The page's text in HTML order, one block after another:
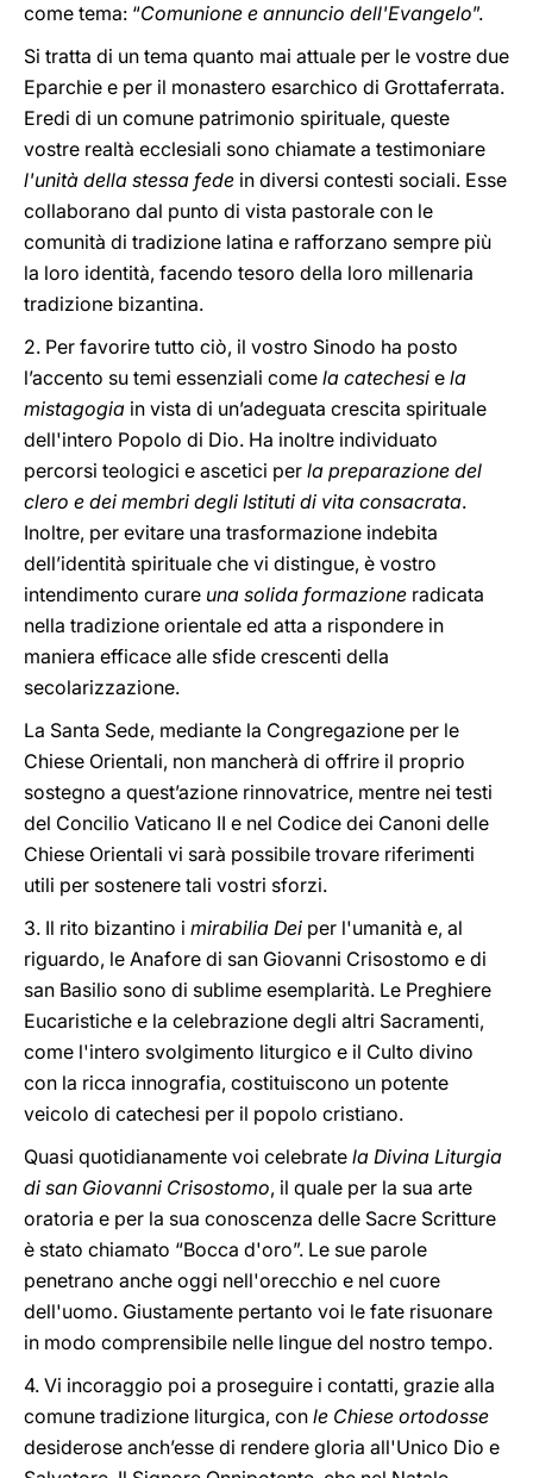
come tema: “Comunione e annuncio dell'Evangelo”.
Si tratta di un tema quanto mai attuale per le vostre due
Eparchie e per il monastero esarchico di Grottaferrata.
Eredi di un comune patrimonio spirituale, queste
vostre realtà ecclesiali sono chiamate a testimoniare
l'unità della stessa fede in diversi contesti sociali. Esse
collaborano dal punto di vista pastorale con le
comunità di tradizione latina e rafforzano sempre più
la loro identità, facendo tesoro della loro millenaria
tradizione bizantina.
2. Per favorire tutto ciò, il vostro Sinodo ha posto
l’accento su temi essenziali come la catechesi e la
mistagogia in vista di un’adeguata crescita spirituale
dell'intero Popolo di Dio. Ha inoltre individuato
percorsi teologici e ascetici per la preparazione del
clero e dei membri degli Istituti di vita consacrata.
Inoltre, per evitare una trasformazione indebita
dell’identità spirituale che vi distingue, è vostro
intendimento curare una solida formazione radicata
nella tradizione orientale ed atta a rispondere in
maniera efficace alle sfide crescenti della
secolarizzazione.
La Santa Sede, mediante la Congregazione per le
Chiese Orientali, non mancherà di offrire il proprio
sostegno a quest’azione rinnovatrice, mentre nei testi
del Concilio Vaticano II e nel Codice dei Canoni delle
Chiese Orientali vi sarà possibile trovare riferimenti
utili per sostenere tali vostri sforzi.
3. Il rito bizantino i mirabilia Dei per l'umanità e, al
riguardo, le Anafore di san Giovanni Crisostomo e di
san Basilio sono di sublime esemplarità. Le Preghiere
Eucaristiche e la celebrazione degli altri Sacramenti,
come l'intero svolgimento liturgico e il Culto divino
con la ricca innografia, costituiscono un potente
veicolo di catechesi per il popolo cristiano.
Quasi quotidianamente voi celebrate la Divina Liturgia
di san Giovanni Crisostomo, il quale per la sua arte
oratoria e per la sua conoscenza delle Sacre Scritture
è stato chiamato “Bocca d'oro”. Le sue parole
penetrano anche oggi nell'orecchio e nel cuore
dell'uomo. Giustamente pertanto voi le fate risuonare
in modo comprensibile nelle lingue del nostro tempo.
4. Vi incoraggio poi a proseguire i contatti, grazie alla
comune tradizione liturgica, con le Chiese ortodosse
desiderose anch’esse di rendere gloria all'Unico Dio e